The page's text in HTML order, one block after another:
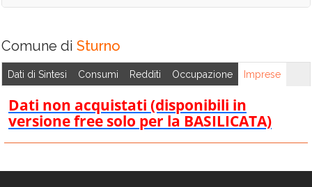
Chiusano di San
Contrada
Domicella
Mugnano del
Nusco
Ospedaletto
d'Alpinolo
Pago del Vallo di
Lauro
Parolise
Serino
Sorbo Serpico
Sturno
Summonte
Taurasi
Comune di Sturno
Dati di Sintesi Consumi Redditi Occupazione Imprese
Dati non acquistati (disponibili in
versione free solo per la BASILICATA)